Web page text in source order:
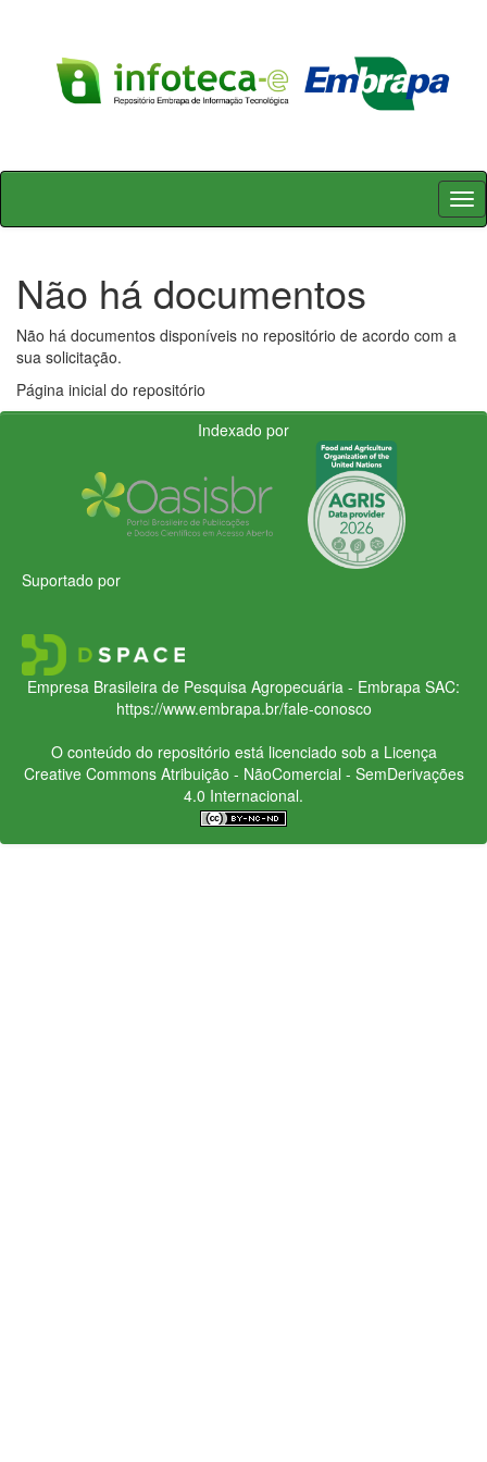
Skip
Não há documentos
Não há documentos disponíveis no repositório de acordo com a
sua solicitação.
Página inicial do repositório
Indexado por
Suportado por
Empresa Brasileira de Pesquisa Agropecuária - Embrapa SAC:
https://www.embrapa.br/fale-conosco
O conteúdo do repositório está licenciado sob a Licença
Creative CommonsAtribuição - NãoComercial - SemDerivações
4.0 Internacional.